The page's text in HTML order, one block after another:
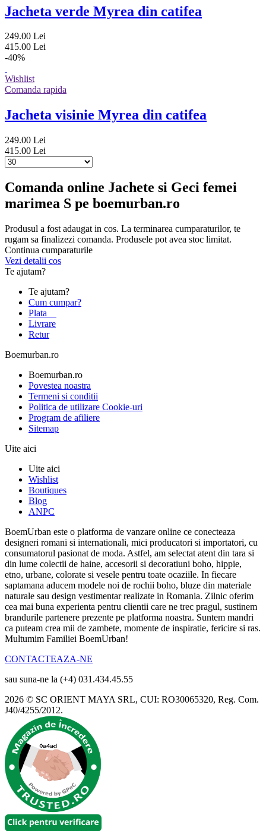
Jacheta verde Myrea din catifea
249.00 Lei
415.00 Lei
-40%
Wishlist
Comanda rapida
Jacheta visinie Myrea din catifea
249.00 Lei
415.00 Lei
Comanda online Jachete si Geci femei
marimea S pe boemurban.ro
Produsul a fost adaugat in cos. La terminarea cumparaturilor, te
rugam sa finalizezi comanda. Produsele pot avea stoc limitat.
Continua cumparaturile
Vezi detalii cos
Te ajutam?
Te ajutam?
Cum cumpar?
Plata
Livrare
Retur
Boemurban.ro
Boemurban.ro
Povestea noastra
Termeni si conditii
Politica de utilizare Cookie-uri
Program de afiliere
Sitemap
Uite aici
Uite aici
Wishlist
Boutiques
Blog
ANPC
BoemUrban este o platforma de vanzare online ce conecteaza
designeri romani si internationali, mici producatori si importatori, cu
consumatorul pasionat de moda. Astfel, am selectat atent din tara si
din lume colectii de haine, accesorii si decoratiuni boho, hippie,
etno, urbane, colorate si vesele pentru toate ocaziile. In fiecare
saptamana aducem modele noi de rochii boho, bluze din materiale
naturale sau design vestimentar realizate in Romania. Zilnic oferim
cea mai buna experienta pentru clientii care ne trec pragul, sustinem
brandurile partenere prezente pe platforma noastra. Suntem mandri
ca puteam crea mii de zambete, momente de inspiratie, fericire si ras.
Multumim Familiei BoemUrban!
CONTACTEAZA-NE
sau suna-ne la (+4) 031.434.45.55
2026 © SC ORIENT MAYA SRL, CUI: RO30065320, Reg. Com.
J40/4255/2012.